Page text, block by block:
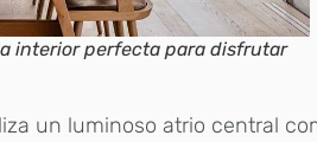
interior perfecta para disfrutar
un luminoso atrio central